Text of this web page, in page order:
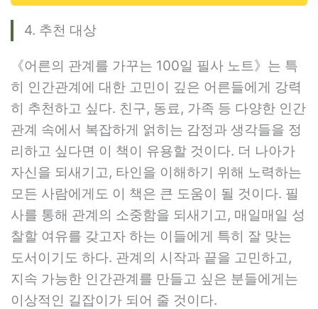
4. 추천 대상
《어른의 관계를 가꾸는 100일 필사 노트》는 특
히 인간관계에 대한 고민이 깊은 어른들에게 강력
히 추천하고 싶다. 친구, 동료, 가족 등 다양한 인간
관계 속에서 복잡하게 얽히는 감정과 생각들을 정
리하고 싶다면 이 책이 유용할 것이다. 더 나아가
자신을 되새기고, 타인을 이해하기 위해 노력하는
모든 사람에게도 이 책은 큰 도움이 될 것이다. 필
사를 통해 관계의 소중함을 되새기고, 매일매일 성
찰할 여유를 갖고자 하는 이들에게 특히 잘 맞는
도서이기도 하다. 관계의 시작과 끝을 고민하고,
지속 가능한 인간관계를 만들고 싶은 분들에게는
이상적인 길잡이가 되어 줄 것이다.